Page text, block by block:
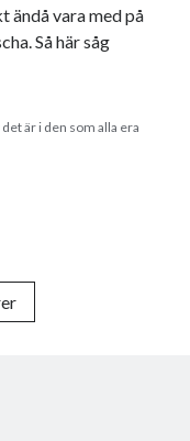
ändå vara med på
Så här såg
är i den som alla era